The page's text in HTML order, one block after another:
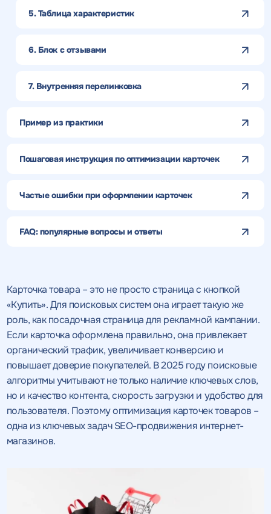
5. Таблица характеристик
6. Блок с отзывами
7. Внутренняя перелинковка
Пример из практики
Пошаговая инструкция по оптимизации карточек
Частые ошибки при оформлении карточек
FAQ: популярные вопросы и ответы
Карточка товара – это не просто страница с кнопкой
«Купить». Для поисковых систем она играет такую же
роль, как посадочная страница для рекламной кампании.
Если карточка оформлена правильно, она привлекает
органический трафик, увеличивает конверсию и
повышает доверие покупателей. В 2025 году поисковые
алгоритмы учитывают не только наличие ключевых слов,
но и качество контента, скорость загрузки и удобство для
пользователя. Поэтому оптимизация карточек товаров –
одна из ключевых задач SEO-продвижения интернет-
магазинов.